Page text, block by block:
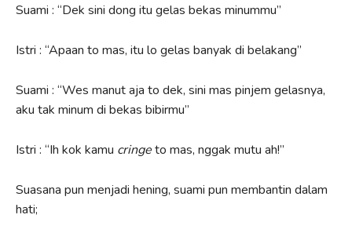
Suami : “Dek sini dong itu gelas bekas minummu”
Istri : “Apaan to mas, itu lo gelas banyak di belakang”
Suami : “Wes manut aja to dek, sini mas pinjem gelasnya,
aku tak minum di bekas bibirmu”
Istri : “Ih kok kamu cringeto mas, nggak mutu ah!”
Suasana pun menjadi hening, suami pun membantin dalam
hati;